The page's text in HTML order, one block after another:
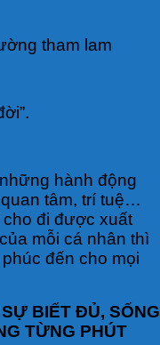
tham lam
hành động
tâm, trí tuệ…
đi được xuất
mỗi cá nhân thì
đến cho mọi
BIẾT ĐỦ, SỐNG
TỪNG PHÚT